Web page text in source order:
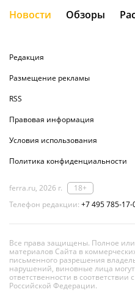
Новости Обзоры
Редакция
Размещение рекламы
RSS
Правовая информация
Условия использования
Политика конфиденциальности
ferra.ru, 2026 г.
18+
Телефон редакции: +7 495 785-17-
Все права защищены. Полное
материалов Сайта в
письменного разрешения
нарушений, виновные лица
ответственности в
Российской Федерации.